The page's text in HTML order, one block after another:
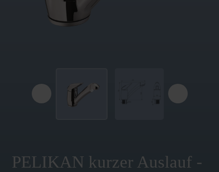
PELIKAN kurzer Auslauf -